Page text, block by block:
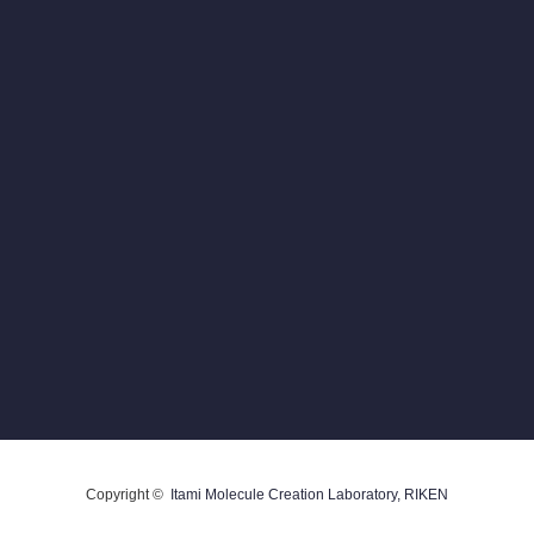
Copyright © Itami Molecule Creation Laboratory, RIKEN